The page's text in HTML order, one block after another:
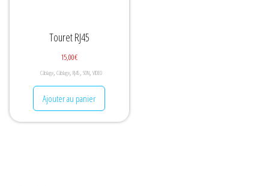
Touret RJ45
15,00€
Câblage, Câblage, RJ45, SON, VIDEO
Ajouter au panier